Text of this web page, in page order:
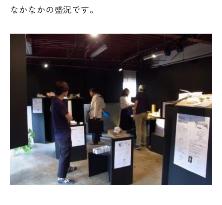
なかなかの盛況です。